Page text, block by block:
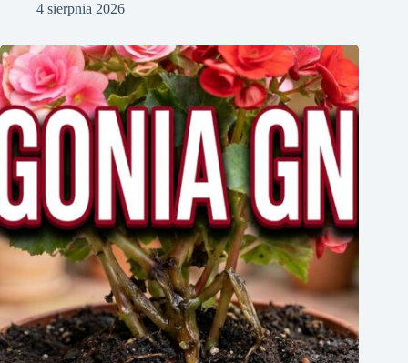
4 sierpnia 2026